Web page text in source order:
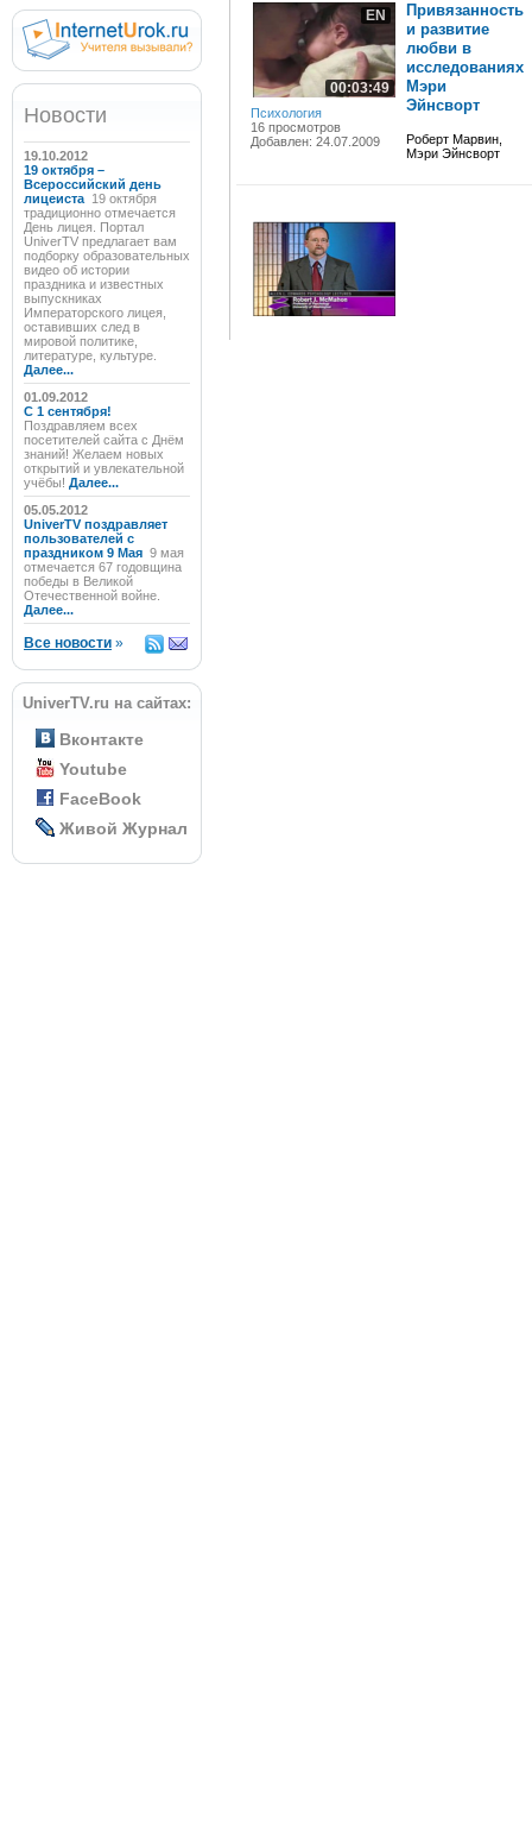
Новости
19.10.2012
19 октября –
Всероссийский день
лицеиста 19 октября
традиционно отмечается
День лицея. Портал
UniverTV предлагает вам
подборку образовательных
видео об истории
праздника и известных
выпускниках
Императорского лицея,
оставивших след в
мировой политике,
литературе, культуре.
Далее...
01.09.2012
C 1 сентября!
Поздравляем всех
посетителей сайта с Днём
знаний! Желаем новых
открытий и увлекательной
учёбы! Далее...
05.05.2012
UniverTV поздравляет
пользователей с
праздником 9 Мая 9 мая
отмечается 67 годовщина
победы в Великой
Отечественной войне.
Далее...
Все новости »
UniverTV.ru на сайтах:
Вконтакте
Youtube
FaceBook
Живой Журнал
EN
00:03:49
Психология
16 просмотров
Добавлен: 24.07.2009
Привязанность
и развитие
любви в
исследованиях
Мэри
Эйнсворт
Роберт Марвин,
Мэри Эйнсворт